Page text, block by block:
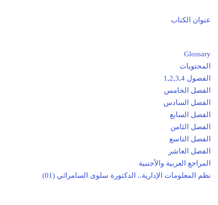
عنوان الكتاب
Glossary
المحتويات
الفصول 1,2,3,4
الفصل الخامس
الفصل السادس
الفصل السابع
الفصل الثامن
الفصل التاسع
الفصل العاشر
المراجع العربية والأجنبية
نظم المعلومات الإدارية.. الدكتورة سلوى السامرائي (01)